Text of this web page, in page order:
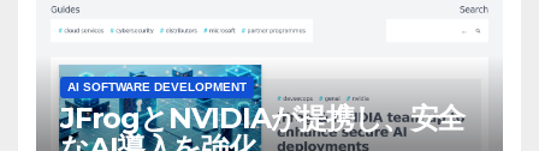
AI SOFTWARE DEVELOPMENT
JFrogとNVIDIAが提携し、安全